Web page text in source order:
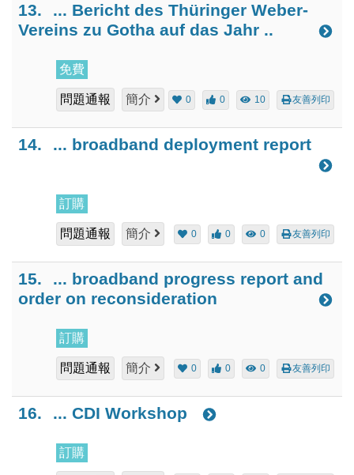
13.
... Bericht des Thüringer Weber-
Vereins zu Gotha auf das Jahr ..
免費
問題通報 簡介 0 0 10 友善列印
14. ... broadband deployment report
訂購
問題通報 簡介 0 0 0 友善列印
15.
... broadband progress report and
order on reconsideration
訂購
問題通報 簡介 0 0 0 友善列印
16. ... CDI Workshop
訂購